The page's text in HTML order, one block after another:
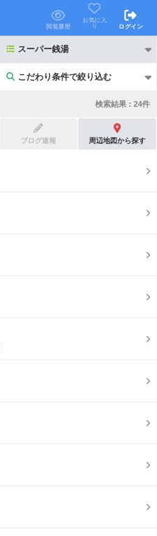
閲覧履歴
お気に入
り
ログイン
スーパー銭湯
こだわり条件で絞り込む
こだわり条件で絞り込む
検索結果 : 24件
ブログ速報 周辺地図から探す